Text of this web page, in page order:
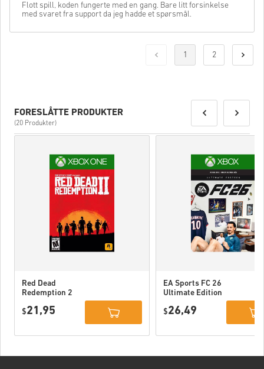
Flott spill, koden fungerte med en gang. Bare litt forsinkelse
med svaret fra support da jeg hadde et spørsmål.
1 2
FORESLÅTTE PRODUKTER
(20 Produkter)
Red Dead
Redemption 2
$21,95
EA Sports FC 26
Ultimate Edition
Series X|S
$26,49